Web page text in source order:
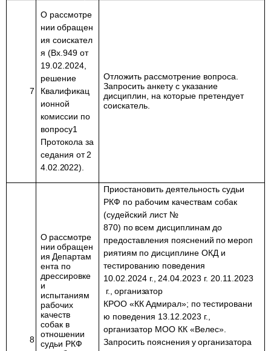
7
О рассмотре
нии обращен
ия соискател
я (Вх.949 от
19.02.2024,
решение
Квалификац
ионной
комиссии по
вопросу1
Протокола за
седания от 2
4.02.2022).
Отложить рассмотрение вопроса.
Запросить анкету с указание
дисциплин, на которые претендует
соискатель.
8
О рассмотре
нии обращен
ия Департам
ента по
дрессировке
и
испытаниям
рабочих
качеств
собак в
отношении
судьи РКФ
Приостановить деятельность судьи
РКФ по рабочим качествам собак
(судейский лист №
870) по всем дисциплинам до
предоставления пояснений по мероп
риятиям по дисциплине ОКД и
тестированию поведения
10.02.2024 г., 24.04.2023 г. 20.11.2023
г., организатор
КРОО «КК Адмирал»; по тестировани
ю поведения 13.12.2023 г.,
организатор МОО КК «Велес».
Запросить пояснения у организатора